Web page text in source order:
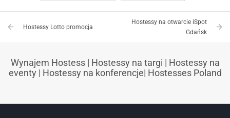
Hostessy Lotto promocja
Hostessy na otwarcie iSpot
Gdańsk
Wynajem Hostess| Hostessy na targi | Hostessy na
eventy | Hostessy na konferencje| Hostesses Poland